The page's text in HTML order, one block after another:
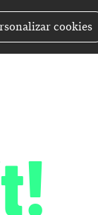
cookies